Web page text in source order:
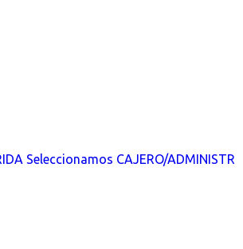
Seleccionamos CAJERO/ADMINISTR